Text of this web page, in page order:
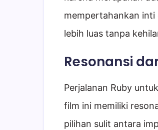
mempertahankan inti
lebih luas tanpa
Resonansi
Perjalanan Ruby
film ini memiliki
pilihan sulit antara